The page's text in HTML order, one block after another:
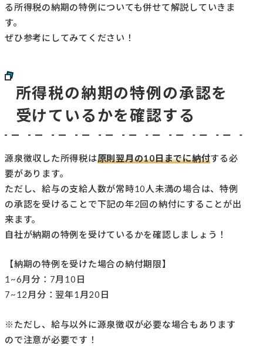
る所得税の納期の特例についても併せて解説していきま
す。
ぜひ参考にしてみてください！
所得税の納期の特例の承認を
受けているかを確認する
源泉徴収した所得税は原則翌月の10日までに納付する必
要があります。
ただし、給与の支給人数が常時10人未満の場合は、特例
の承認を受けることで下記の年2回の納付にすることが出
来ます。
自社が納期の特例を受けているかを確認しましょう！
【納期の特例を受けた場合の納付期限】
1~6月分：7月10日
7~12月分：翌年1月20日
※ただし、給与以外に源泉徴収が必要な場合もあります
ので注意が必要です！